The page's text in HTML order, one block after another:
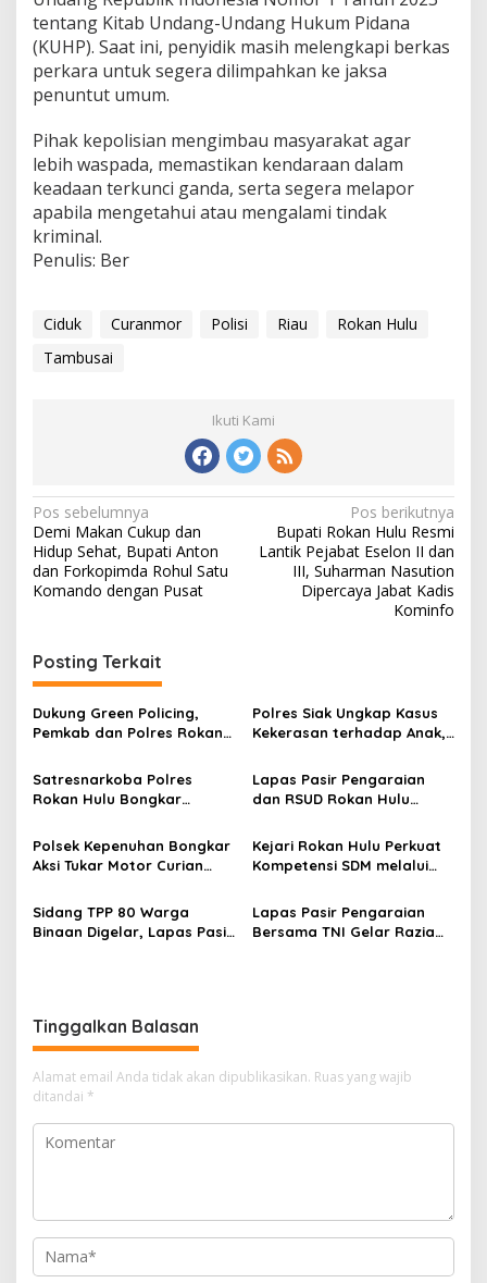
tentang Kitab Undang-Undang Hukum Pidana
(KUHP). Saat ini, penyidik masih melengkapi berkas
perkara untuk segera dilimpahkan ke jaksa
penuntut umum.
Pihak kepolisian mengimbau masyarakat agar
lebih waspada, memastikan kendaraan dalam
keadaan terkunci ganda, serta segera melapor
apabila mengetahui atau mengalami tindak
kriminal.
Penulis: Ber
Ciduk Curanmor Polisi Riau
Rokan Hulu
Tambusai
Ikuti Kami
Navigasi
pos
Pos sebelumnya
Demi Makan Cukup dan
Hidup Sehat, Bupati Anton
dan Forkopimda Rohul Satu
Komando dengan Pusat
Pos berikutnya
Bupati Rokan Hulu Resmi
Lantik Pejabat Eselon II dan
III, Suharman Nasution
Dipercaya Jabat Kadis
Kominfo
Posting Terkait
Dukung Green Policing,
Pemkab dan Polres Rokan
Lingkungan Hidup
Polres Siak Ungkap Kasus
Kekerasan terhadap Anak,
Satresnarkoba Polres
Rokan Hulu Bongkar
Pelaku Ditangkap di
Perkebunan Sawit
Lapas Pasir Pengaraian
dan RSUD Rokan Hulu
Darah untuk Kemanusiaan
Polsek Kepenuhan Bongkar
Aksi Tukar Motor Curian
Diamankan
Kejari Rokan Hulu Perkuat
Kompetensi SDM melalui
Corporate University
Bidang Perencanaan 2026
Sidang TPP 80 Warga
Binaan Digelar, Lapas Pasir
Lapas Pasir Pengaraian
Bersama TNI Gelar Razia
Tinggalkan Balasan
Alamat email Anda tidak akan dipublikasikan. Ruas yang wajib
ditandai *